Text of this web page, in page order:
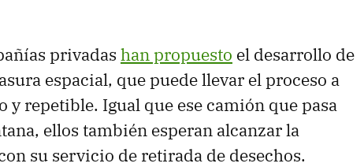
privadas han propuesto el desarrollo de
espacial, que puede llevar el proceso a
y repetible. Igual que ese camión que pasa
ellos también esperan alcanzar la
su servicio de retirada de desechos.